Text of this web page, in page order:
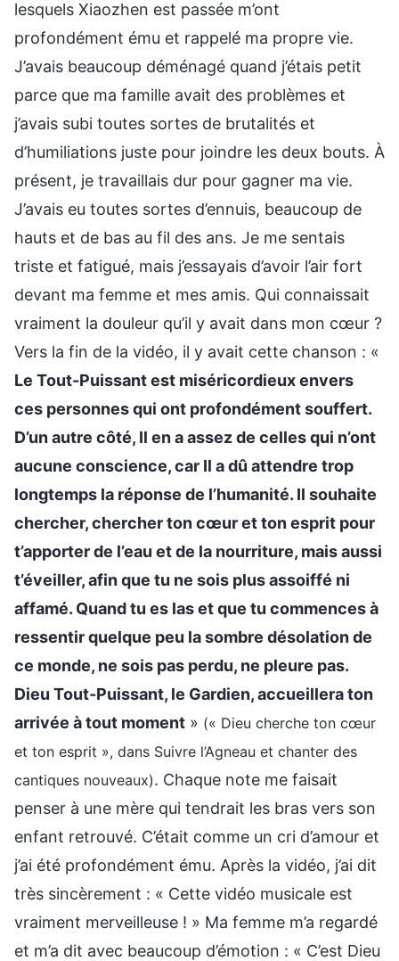
lesquels Xiaozhen est passée m’ont
profondément ému et rappelé ma propre vie.
J’avais beaucoup déménagé quand j’étais petit
parce que ma famille avait des problèmes et
j’avais subi toutes sortes de brutalités et
d’humiliations juste pour joindre les deux bouts. À
présent, je travaillais dur pour gagner ma vie.
J’avais eu toutes sortes d’ennuis, beaucoup de
hauts et de bas au fil des ans. Je me sentais
triste et fatigué, mais j’essayais d’avoir l’air fort
devant ma femme et mes amis. Qui connaissait
vraiment la douleur qu’il y avait dans mon cœur ?
Vers la fin de la vidéo, il y avait cette chanson : «
Le Tout-Puissant est miséricordieux envers
ces personnes qui ont profondément souffert.
D’un autre côté, Il en a assez de celles qui n’ont
aucune conscience, car Il a dû attendre trop
longtemps la réponse de l’humanité. Il souhaite
chercher, chercher ton cœur et ton esprit pour
t’apporter de l’eau et de la nourriture, mais aussi
t’éveiller, afin que tu ne sois plus assoiffé ni
affamé. Quand tu es las et que tu commences à
ressentir quelque peu la sombre désolation de
ce monde, ne sois pas perdu, ne pleure pas.
Dieu Tout-Puissant, le Gardien, accueillera ton
arrivée à tout moment » (« Dieu cherche ton cœur
et ton esprit », dans Suivre l’Agneau et chanter des
cantiques nouveaux). Chaque note me faisait
penser à une mère qui tendrait les bras vers son
enfant retrouvé. C’était comme un cri d’amour et
j’ai été profondément ému. Après la vidéo, j’ai dit
très sincèrement : « Cette vidéo musicale est
vraiment merveilleuse ! » Ma femme m’a regardé
et m’a dit avec beaucoup d’émotion : « C’est Dieu